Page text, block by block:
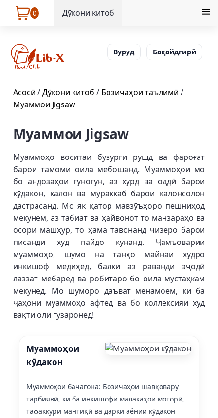
0 Дӯкони китоб
Вуруд Бақайдгирӣ
Асосӣ /Дӯкони китоб / Бозичаҳои таълимӣ /
Муаммои Jigsaw
Муаммои Jigsaw
Муаммоҳо воситаи бузурги рушд ва фароғат
барои тамоми оила мебошанд. Муаммоҳои мо
бо андозаҳои гуногун, аз хурд ва оддӣ барои
кӯдакон, калон ва мураккаб барои калонсолон
дастрасанд. Мо як қатор мавзӯъҳоро пешниҳод
мекунем, аз табиат ва ҳайвонот то манзараҳо ва
осори машҳур, то ҳама тавонанд чизеро барои
писанди худ пайдо кунанд. Ҷамъоварии
муаммоҳо, шумо на танҳо майнаи худро
инкишоф медиҳед, балки аз раванди эҷодӣ
лаззат мебаред ва робитаро бо оила мустаҳкам
мекунед. Мо шуморо даъват менамоем, ки ба
ҷаҳони муаммоҳо афтед ва бо коллексияи худ
вақти олӣ гузаронед!
Муаммоҳои
кӯдакон
Муаммоҳои бачагона: Бозичаҳои шавқовару
тарбиявӣ, ки ба инкишофи малакаҳои моторӣ,
тафаккури мантиқӣ ва дарки аёнии кӯдакон